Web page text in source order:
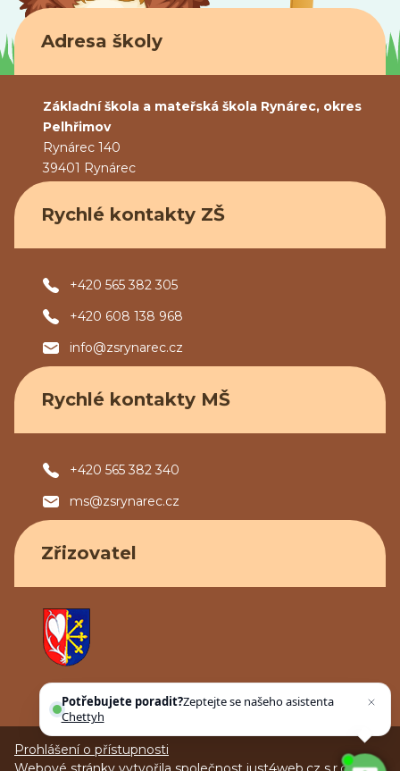
Adresa školy
Základní škola a mateřská škola Rynárec, okres
Pelhřimov
Rynárec 140
39401 Rynárec
Rychlé kontakty ZŠ
+420 565 382 305
+420 608 138 968
info@zsrynarec.cz
Rychlé kontakty MŠ
+420 565 382 340
ms@zsrynarec.cz
Zřizovatel
Obec Rynárec
Prohlášení o přístupnosti
(J4W-
Potřebujete poradit?Zeptejte se našeho asistenta
Chettyho